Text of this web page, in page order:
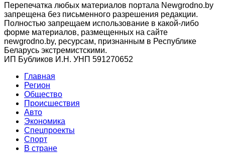
Перепечатка любых материалов портала Newgrodno.by
запрещена без письменного разрешения редакции.
Полностью запрещаем использование в какой-либо
форме материалов, размещенных на сайте
newgrodno.by, ресурсам, признанным в Республике
Беларусь экстремистскими.
ИП Бубликов И.Н. УНП 591270652
Главная
Регион
Общество
Происшествия
Авто
Экономика
Спецпроекты
Cпорт
В стране